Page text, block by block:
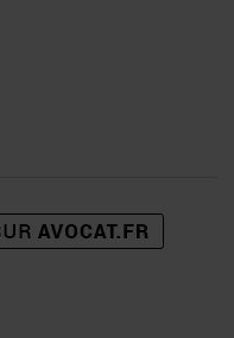
pour les propriétaires
des compétences et du